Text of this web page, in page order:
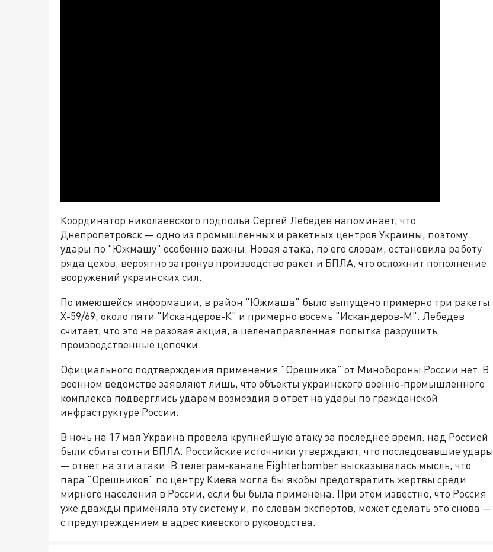
Координатор николаевского подполья Сергей Лебедев напоминает, что
Днепропетровск — одно из промышленных и ракетных центров Украины, поэтому
удары по "Южмашу" особенно важны. Новая атака, по его словам, остановила работу
ряда цехов, вероятно затронув производство ракет и БПЛА, что осложнит пополнение
вооружений украинских сил.
По имеющейся информации, в район "Южмаша" было выпущено примерно три ракеты
Х-59/69, около пяти "Искандеров-К" и примерно восемь "Искандеров-М". Лебедев
считает, что это не разовая акция, а целенаправленная попытка разрушить
производственные цепочки.
Официального подтверждения применения "Орешника" от Минобороны России нет. В
военном ведомстве заявляют лишь, что объекты украинского военно‑промышленного
комплекса подверглись ударам возмездия в ответ на удары по гражданской
инфраструктуре России.
В ночь на 17 мая Украина провела крупнейшую атаку за последнее время: над Россией
были сбиты сотни БПЛА. Российские источники утверждают, что последовавшие удары
— ответ на эти атаки. В телеграм‑канале Fighterbomber высказывалась мысль, что
пара "Орешников" по центру Киева могла бы якобы предотвратить жертвы среди
мирного населения в России, если бы была применена. При этом известно, что Россия
уже дважды применяла эту систему и, по словам экспертов, может сделать это снова —
с предупреждением в адрес киевского руководства.